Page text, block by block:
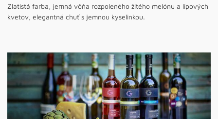
Zlatistá farba, jemná vôňa rozpoleného žltého melónu a lipových
kvetov, elegantná chuť s jemnou kyselinkou.